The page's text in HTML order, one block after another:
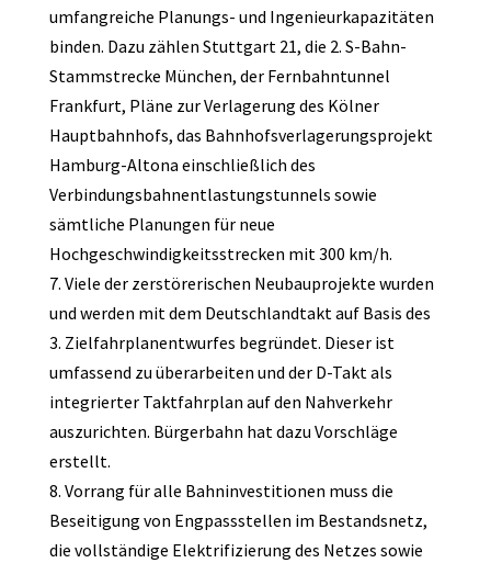
umfangreiche Planungs- und Ingenieurkapazitäten
binden. Dazu zählen Stuttgart 21, die 2. S-Bahn-
Stammstrecke München, der Fernbahntunnel
Frankfurt, Pläne zur Verlagerung des Kölner
Hauptbahnhofs, das Bahnhofsverlagerungsprojekt
Hamburg-Altona einschließlich des
Verbindungsbahnentlastungstunnels sowie
sämtliche Planungen für neue
Hochgeschwindigkeitsstrecken mit 300 km/h.
7. Viele der zerstörerischen Neubauprojekte wurden
und werden mit dem Deutschlandtakt auf Basis des
3. Zielfahrplanentwurfes begründet. Dieser ist
umfassend zu überarbeiten und der D-Takt als
integrierter Taktfahrplan auf den Nahverkehr
auszurichten. Bürgerbahn hat dazu Vorschläge
erstellt.
8. Vorrang für alle Bahninvestitionen muss die
Beseitigung von Engpassstellen im Bestandsnetz,
die vollständige Elektrifizierung des Netzes sowie